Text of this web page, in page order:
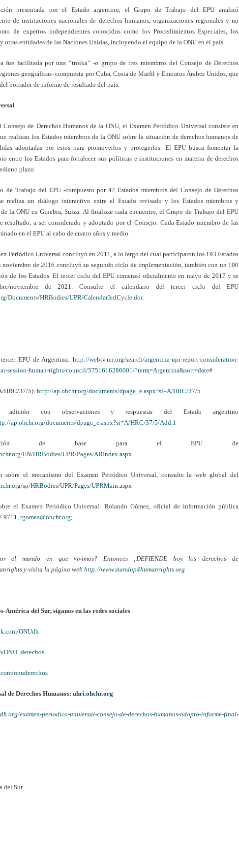
presentada por el Estado argentino, el Grupo de Trabajo del EPU analizó
de instituciones nacionales de derechos humanos, organizaciones regionales y no
de expertos independientes conocidos como los Procedimientos Especiales, los
otras entidades de las Naciones Unidas, incluyendo el equipo de la ONU en el país.
fue facilitada por una “troika” -o grupo de tres miembros del Consejo de Derechos
geográficas- compuesta por Cuba, Costa de Marfil y Emiratos Árabes Unidos, que
borrador de informe de resultado del país.
de Derechos Humanos de la ONU, el Examen Periódico Universal consiste en
realizan los Estados miembros de la ONU sobre la situación de derechos humanos de
adoptadas por estos para promoverlos y protegerlos. El EPU busca fomentar la
entre los Estados para fortalecer sus políticas e instituciones en materia de derechos
plazo.
de Trabajo del EPU -compuesto por 47 Estados miembros del Consejo de Derechos
realiza un diálogo interactivo entre el Estado revisado y los Estados miembros y
de la ONU en Ginebra, Suiza. Al finalizar cada encuentro, el Grupo de Trabajo del EPU
resultado, a ser considerado y adoptado por el Consejo. Cada Estado miembro de las
en el EPU al cabo de cuatro años y medio.
Periódico Universal concluyó en 2011, a lo largo del cual participaron los 193 Estados
noviembre de 2016 concluyó su segundo ciclo de implementación, también con un 100
de los Estados. El tercer ciclo del EPU comenzó oficialmente en mayo de 2017 y se
noviembre de 2021. Consulte el calendario del tercer ciclo del EPU
Documents/HRBodies/UPR/Calendar3rdCycle.doc
EPU de Argentina: http://webtv.un.org/search/argentina-upr-report-consideration-
session-human-rights-council/5751616286001/?term=Argentina&sort=date#
HRC/37/5): http://ap.ohchr.org/documents/dpage_e.aspx?si=A/HRC/37/5
con observaciones y respuestas del Estado argentino
ap.ohchr.org/documents/dpage_e.aspx?si=A/HRC/37/5/Add.1
de base para el EPU de
EN/HRBodies/UPR/Pages/ARIndex.aspx
sobre el mecanismo del Examen Periódico Universal, consulte la web global del
sp/HRBodies/UPR/Pages/UPRMain.aspx
el Examen Periódico Universal: Rolando Gómez, oficial de información pública
9711, rgomez@ohchr.org;
el mundo en que vivimos? Entonces ¡DEFIENDE hoy los derechos de
y visita la página web http://www.standup4humanrights.org
América del Sur, síganos en las redes sociales
ONUdh
ONU_derechos
onuderechos
de Derechos Humanos: uhri.ohchr.org
examen-periodico-universal-consejo-de-derechos-humanos-adopto-informe-final-
del Sur